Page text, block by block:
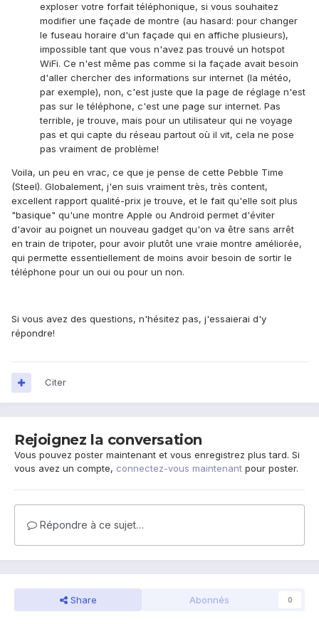
exploser votre forfait téléphonique, si vous souhaitez
modifier une façade de montre (au hasard: pour changer
le fuseau horaire d'un façade qui en affiche plusieurs),
impossible tant que vous n'avez pas trouvé un hotspot
WiFi. Ce n'est même pas comme si la façade avait besoin
d'aller chercher des informations sur internet (la météo,
par exemple), non, c'est juste que la page de réglage n'est
pas sur le téléphone, c'est une page sur internet. Pas
terrible, je trouve, mais pour un utilisateur qui ne voyage
pas et qui capte du réseau partout où il vit, cela ne pose
pas vraiment de problème!
Voila, un peu en vrac, ce que je pense de cette Pebble Time
(Steel). Globalement, j'en suis vraiment très, très content,
excellent rapport qualité-prix je trouve, et le fait qu'elle soit plus
"basique" qu'une montre Apple ou Android permet d'éviter
d'avoir au poignet un nouveau gadget qu'on va être sans arrêt
en train de tripoter, pour avoir plutôt une vraie montre améliorée,
qui permette essentiellement de moins avoir besoin de sortir le
téléphone pour un oui ou pour un non.
Si vous avez des questions, n'hésitez pas, j'essaierai d'y
répondre!
Citer
Rejoignez la conversation
Vous pouvez poster maintenant et vous enregistrez plus tard. Si
vous avez un compte, connectez-vous maintenant pour poster.
Répondre à ce sujet…
Share Abonnés 0